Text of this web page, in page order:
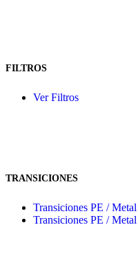
FILTROS
Ver Filtros
TRANSICIONES
Transiciones PE /
Transiciones PE /